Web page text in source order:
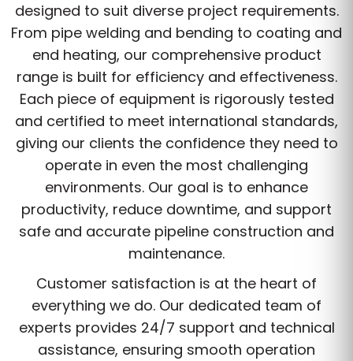
designed to suit diverse project requirements.
From pipe welding and bending to coating and
end heating, our comprehensive product
range is built for efficiency and effectiveness.
Each piece of equipment is rigorously tested
and certified to meet international standards,
giving our clients the confidence they need to
operate in even the most challenging
environments. Our goal is to enhance
productivity, reduce downtime, and support
safe and accurate pipeline construction and
maintenance.
Customer satisfaction is at the heart of
everything we do. Our dedicated team of
experts provides 24/7 support and technical
assistance, ensuring smooth operation